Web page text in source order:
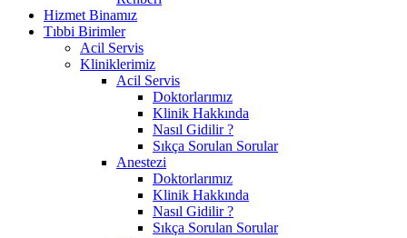
Hizmet Binamız
Tıbbi Birimler
Acil Servis
Kliniklerimiz
Acil Servis
Doktorlarımız
Klinik Hakkında
Nasıl Gidilir ?
Sıkça Sorulan Sorular
Anestezi
Doktorlarımız
Klinik Hakkında
Nasıl Gidilir ?
Sıkça Sorulan Sorular